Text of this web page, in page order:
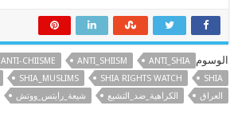
الوسوم ANTI_SHIA
ANTI_SHIISM
ANTI-CHIISME
SHIA
SHIA RIGHTS WATCH
SHIA_MUSLIMS
العراق
الكراهية_ضد_التشيع شيعة_رايتس_ووتش